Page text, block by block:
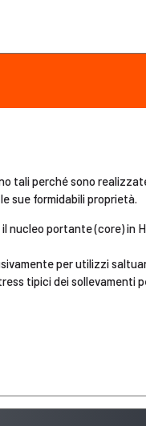
tali perché sono
sue formidabili proprietà.
nucleo portante (core) in
per utilizzi
tipici dei sollevamenti